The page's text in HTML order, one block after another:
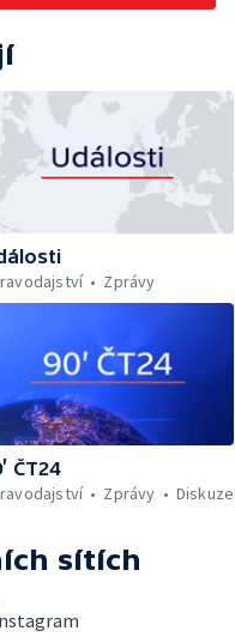
Zprávy
ČT24
Zprávy Diskuze
sítích